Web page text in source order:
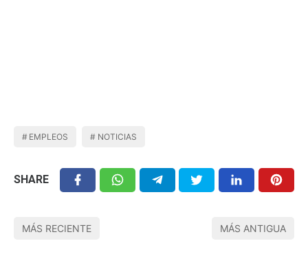
EMPLEOS NOTICIAS
SHARE
MÁS RECIENTE MÁS ANTIGUA